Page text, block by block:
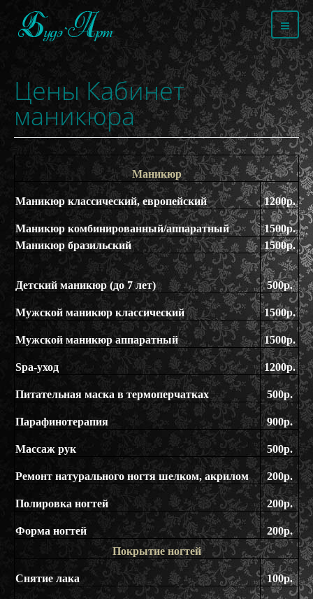
Цены Кабинет
маникюра
Маникюр
Маникюр классический, европейский 1200р.
Маникюр комбинированный/аппаратный
1500р.
Маникюр бразильский
1500р.
Детский маникюр (до 7 лет) 500р.
Мужской маникюр классический 1500р.
Мужской маникюр аппаратный 1500р.
Spa-уход 1200р.
Питательная маска в термоперчатках 500р.
Парафинотерапия 900р.
Массаж рук 500р.
Ремонт натурального ногтя шелком, акрилом 200р.
Полировка ногтей 200р.
Форма ногтей
200р.
Покрытие ногтей
Снятие лака 100р.